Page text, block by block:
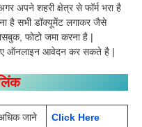
अपने शहरी क्षेत्र से फॉर्म भरा है
है सभी डॉक्यूमेंट लगाकर जैसे
फोटो जमा करना है |
ऑनलाइन आवेदन कर सकते है |
जाने Click Here